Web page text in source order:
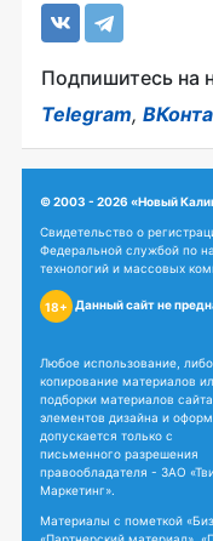
Подпишитесь на
Telegram,
© 2003 - 2026 «Новый
Свидетельство о
Федеральной службой по
технологий и массовых
18+ Данный сайт не
Любое использование, либо
копирование материалов
подборки материалов сайта,
элементов дизайна и
допускается только с
письменного разрешения
правообладателя - ЗАО
Маркетинг».
Материалы с пометкой